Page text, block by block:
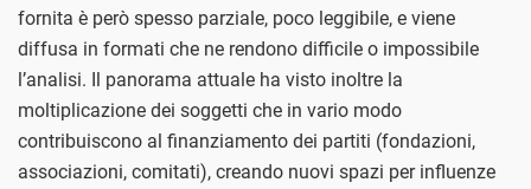
fornita è però spesso parziale, poco leggibile, e viene
diffusa in formati che ne rendono difficile o impossibile
l’analisi. Il panorama attuale ha visto inoltre la
moltiplicazione dei soggetti che in vario modo
contribuiscono al finanziamento dei partiti (fondazioni,
associazioni, comitati), creando nuovi spazi per influenze